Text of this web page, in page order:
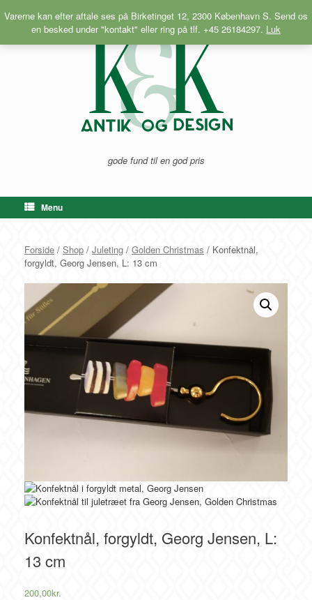
Varerne kan efter aftale ses på Birketinget 12, 2300 København S. Send os
en besked under "kontakt" eller ring på tlf. +45 26184297. Luk
til
gode fund til en god pris
Menu
Forside / Shop / Juleting / Golden Christmas / Konfektnål,
forgyldt, Georg Jensen, L: 13 cm
Konfektnål, forgyldt, Georg Jensen, L:
13 cm
200,00kr.